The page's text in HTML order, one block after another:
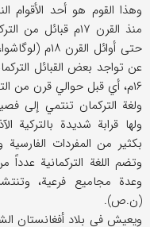
وهذا القوم هو أحد الأقوام
منذ القرن ۱۷م
۱۶م، أي قبل حوالي قرن من الترحال الذي أنبأ عنه لوگاشوا.
ولغة التركمان تنتمي إلى
ولها قرابة شديدة بالتركية
وتضم اللغة التركمانية
وعدة مجاميع فرعية،
(ن.ص).